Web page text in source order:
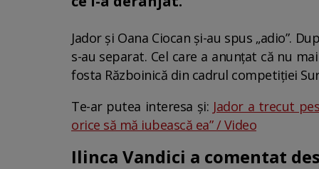
Jador și Oana Ciocan și-au spus „adio”.
s-au separat. Cel care a anunțat că nu
fosta Războinică din cadrul competiției
Te-ar putea interesa și: Jador a trecut
orice să mă iubească ea” / Video
Ilinca Vandici a comentat